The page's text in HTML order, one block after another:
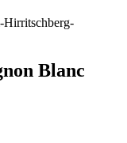
Blanc